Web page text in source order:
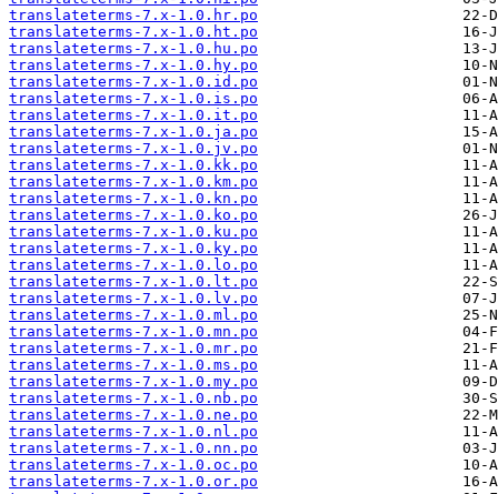
translateterms-7.x-1.0.hr.po
translateterms-7.x-1.0.ht.po
translateterms-7.x-1.0.hu.po
translateterms-7.x-1.0.hy.po
translateterms-7.x-1.0.id.po
translateterms-7.x-1.0.is.po
translateterms-7.x-1.0.it.po
translateterms-7.x-1.0.ja.po
translateterms-7.x-1.0.jv.po
translateterms-7.x-1.0.kk.po
translateterms-7.x-1.0.km.po
translateterms-7.x-1.0.kn.po
translateterms-7.x-1.0.ko.po
translateterms-7.x-1.0.ku.po
translateterms-7.x-1.0.ky.po
translateterms-7.x-1.0.lo.po
translateterms-7.x-1.0.lt.po
translateterms-7.x-1.0.lv.po
translateterms-7.x-1.0.ml.po
translateterms-7.x-1.0.mn.po
translateterms-7.x-1.0.mr.po
translateterms-7.x-1.0.ms.po
translateterms-7.x-1.0.my.po
translateterms-7.x-1.0.nb.po
translateterms-7.x-1.0.ne.po
translateterms-7.x-1.0.nl.po
translateterms-7.x-1.0.nn.po
translateterms-7.x-1.0.oc.po
translateterms-7.x-1.0.or.po